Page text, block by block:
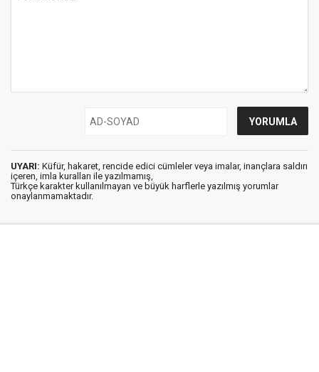
UYARI: Küfür, hakaret, rencide edici cümleler veya imalar, inançlara saldırı
içeren, imla kuralları ile yazılmamış,
Türkçe karakter kullanılmayan ve büyük harflerle yazılmış yorumlar
onaylanmamaktadır.